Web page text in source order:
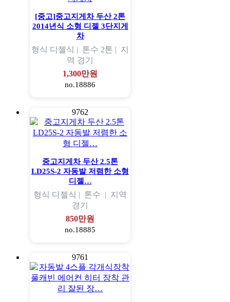
[중고]중고지게차 두산 2톤
2014년식 소형 디젤 3단지게
차
형식 디젤식 | 톤수 2톤 | 지
역 경기
1,300만원
no.18886
9762
중고지게차 두산 2.5톤
LD25S-2 자동발 저렴한 소형
디젤…
형식 디젤식 | 톤수 | 지역
경기
850만원
no.18885
9761